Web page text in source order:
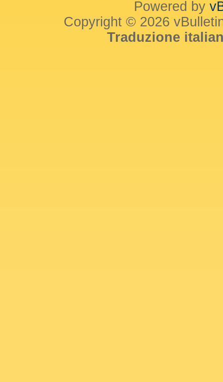
Powered by
Copyright © 2026
Traduzione